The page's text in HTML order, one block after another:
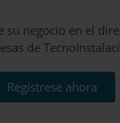
su negocio en el
de
Regístrese ahora